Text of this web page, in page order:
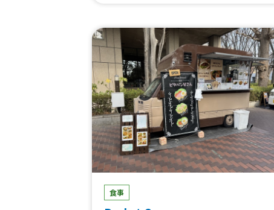
くレモン、大きなジューシーたまご焼きプレ
ート、チキンオーバーライス(ミディアムサ
イズ)、炙りポキ(ミディアムサイズ)、オー
ガニックアサイーボウル(ミディアムサイ
ズ)、ハワイアンカップパンケーキ(アイスの
せ)、ハワイアンカップパンケーキ(バニラ生
クリーム)、ロングチョロバー(アイスの
せ)、ワッフルサンド、BBQポークプレー
ト、ロコモコカレープレート、チキンオーバ
ーライス、牛ステーキプレート、ガーリック
アヒステーキプレート、炙りポキプレート、
チョコレートドリンク(HOT・ICE)、ロング
ー、国産根菜の筑前煮、アヒ(マグロ)ステー
食事